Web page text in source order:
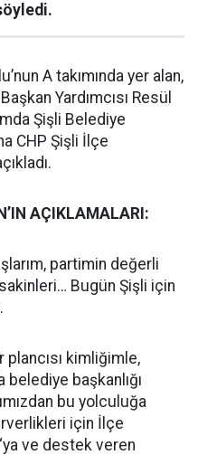
A takımında yer alan,
Yardımcısı Resül
Şişli Belediye
CHP Şişli İlçe
AÇIKLAMALARI:
partimin değerli
Bugün Şişli için
kimliğimle,
başkanlığı
bu yolculuğa
için İlçe
ve destek veren